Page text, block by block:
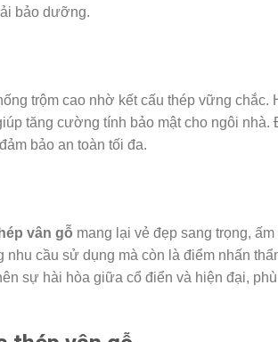
bảo dưỡng.
trộm cao nhờ kết cấu thép vững chắc.
tăng cường tính bảo mật cho ngôi nhà.
bảo an toàn tối đa.
vân gỗ mang lại vẻ đẹp sang trọng,
nhu cầu sử dụng mà còn là điểm nhấn
sự hài hòa giữa cổ điển và hiện đại,